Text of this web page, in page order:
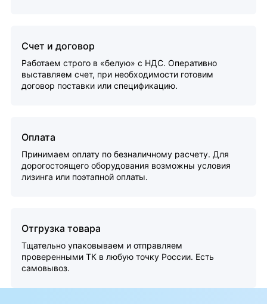
Счет и договор
Работаем строго в «белую» с НДС. Оперативно
выставляем счет, при необходимости готовим
договор поставки или спецификацию.
Оплата
Принимаем оплату по безналичному расчету. Для
дорогостоящего оборудования возможны условия
лизинга или поэтапной оплаты.
Отгрузка товара
Тщательно упаковываем и отправляем
проверенными ТК в любую точку России. Есть
самовывоз.